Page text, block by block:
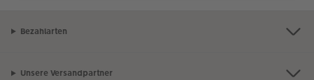
Bezahlarten
Unsere Versandpartner